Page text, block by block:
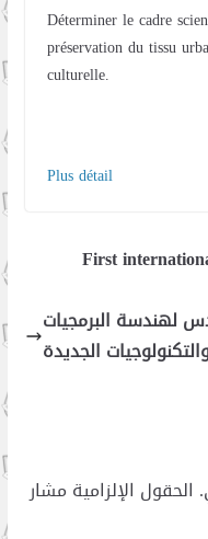
Déterminer le cadre
préservation du tissu
culturelle.
Plus détail
First
لهندسة البرمجيات
الجديدة
الحقول الإلزامية مشار